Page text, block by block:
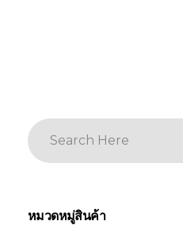
หมวดหมู่สินค้า